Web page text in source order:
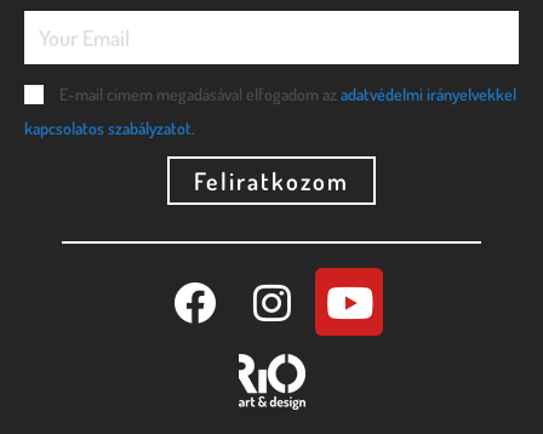
E-mail címem megadásával elfogadom az adatvédelmi irányelvekkel
kapcsolatos szabályzatot.
Feliratkozom